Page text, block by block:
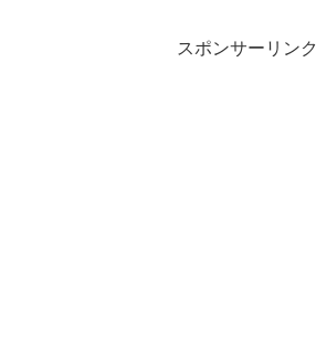
スポンサーリンク